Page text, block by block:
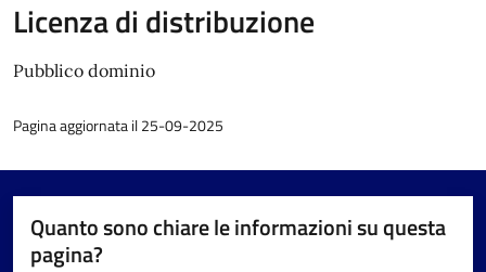
Licenza di distribuzione
Pubblico dominio
Pagina aggiornata il 25-09-2025
Quanto sono chiare le informazioni su questa
pagina?